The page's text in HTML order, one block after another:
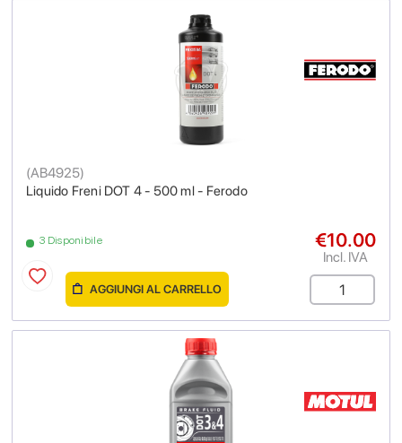
Liquido Freni DOT 4 - 500 ml - Ferodo
(AB4925)
3 Disponibile €10.00
Incl. IVA
AGGIUNGI AL CARRELLO